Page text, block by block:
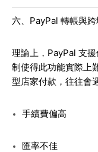
六、PayPal 轉帳與
理論上，PayPal 支
制使得此功能實際上
型店家付款，往往會
手續費偏高
匯率不佳